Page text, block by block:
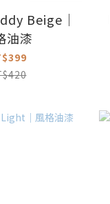
Beige｜
油漆